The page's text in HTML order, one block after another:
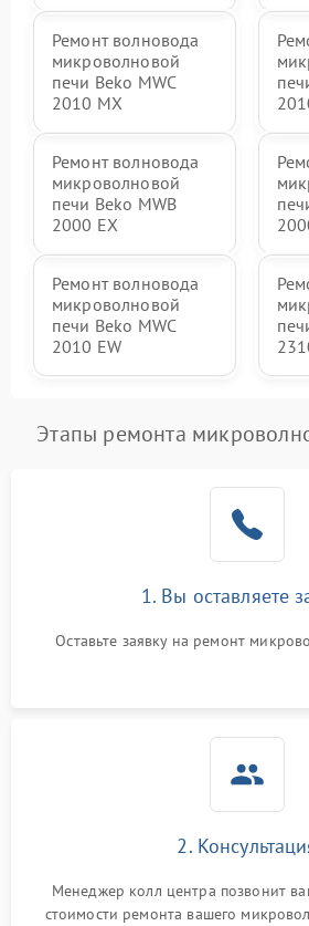
Ремонт волновода
микроволновой
печи Beko MWC
2010 MX
Ремонт волновода
микроволновой
печи Beko MWB
2000 EX
Ремонт волновода
микроволновой
печи Beko MWC
2010 EW
Этапы ремонта
1. Вы оставляете
Оставьте заявку на ремонт
2.
Менеджер колл центра позвонит
стоимости ремонта вашего